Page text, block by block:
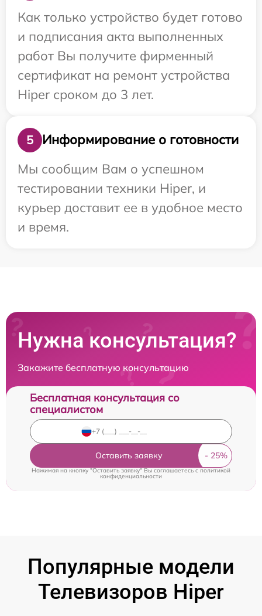
Как только устройство будет готово
и подписания акта выполненных
работ Вы получите фирменный
сертификат на ремонт устройства
Hiper сроком до 3 лет.
5
Информирование о готовности
Мы сообщим Вам о успешном
тестировании техники Hiper, и
курьер доставит ее в удобное место
и время.
Нужна консультация?
Закажите бесплатную консультацию
Бесплатная консультация со
специалистом
Оставить заявку
Нажимая на кнопку "Оставить заявку" Вы соглашаетесь cполитикой
конфиденциальности
Популярные модели
Телевизоров Hiper